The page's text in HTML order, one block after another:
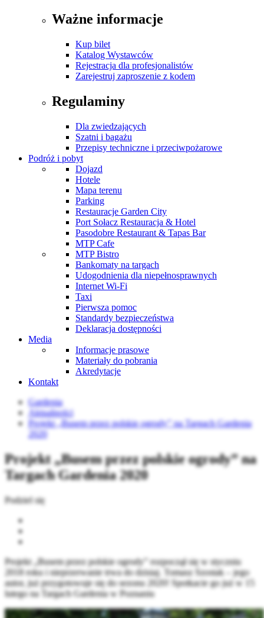
Ważne informacje
Kup bilet
Katalog Wystawców
Rejestracja dla profesjonalistów
Zarejestruj zaproszenie z kodem
Regulaminy
Dla zwiedzających
Szatni i bagażu
Przepisy techniczne i przeciwpożarowe
Podróż i pobyt
Dojazd
Hotele
Mapa terenu
Parking
Restauracje Garden City
Port Sołacz Restauracja & Hotel
Pasodobre Restaurant & Tapas Bar
MTP Cafe
MTP Bistro
Bankomaty na targach
Udogodnienia dla niepełnosprawnych
Internet Wi-Fi
Taxi
Pierwsza pomoc
Standardy bezpieczeństwa
Deklaracja dostępności
Media
Informacje prasowe
Materiały do pobrania
Akredytacje
Kontakt
Gardenia
Aktualności
Projekt „Busem przez polskie ogrody” na Targach Gardenia
2020
Projekt „Busem przez polskie ogrody” na
Targach Gardenia 2020
Podziel się
Projekt „Busem przez polskie ogrody” rozpoczął się w styczniu
2018 roku i nieprzerwanie trwa do dzisiaj. Tomasz Szostak – jego
autor, już przygotowuje się do sezonu 2020! Spotkacie go już w 15
lutego na Targach Gardenia w Poznaniu